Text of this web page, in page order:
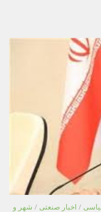
/ اخبار صنعتی / شهر و